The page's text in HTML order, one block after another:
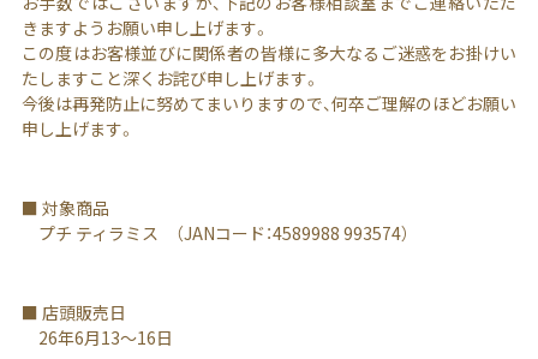
きますようお願い申し上げます。
この度はお客様並びに関係者の皆様に多大なるご迷惑をお掛けい
たしますこと深くお詫び申し上げます。
今後は再発防止に努めてまいりますので、何卒ご理解のほどお願い
申し上げます。
■ 対象商品
プチ ティラミス （JANコード：4589988 993574）
■ 店頭販売日
26年6月13～16日